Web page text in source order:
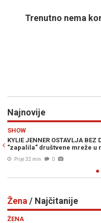
Trenutno nema
Najnovije
reality zvijezda U RUSIJU
kojeg se
Žena / Najčitanije
ŽENA